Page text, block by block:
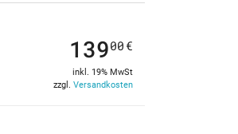
13900 €
inkl. 19% MwSt
zzgl. Versandkosten